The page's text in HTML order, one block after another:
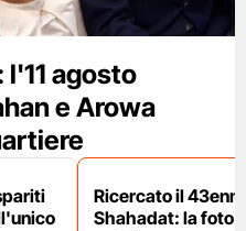
agosto
e Arowa
Ricercato il
Shahadat: la foto